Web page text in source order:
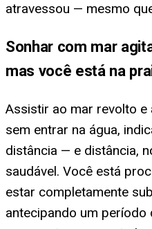
atravessou — mesmo
Sonhar com mar
mas você está na
Assistir ao mar revolto e
sem entrar na água,
distância — e distância,
saudável. Você está
estar completamente
antecipando um período